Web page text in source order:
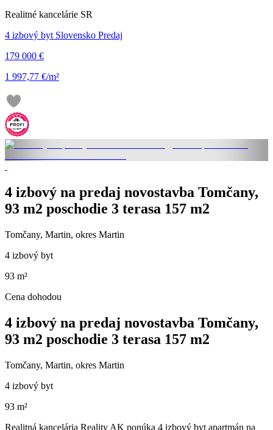
Realitné kancelárie SR
4 izbový byt Slovensko Predaj
179 000 €
1 997,77 €/m²
4 izbový na predaj novostavba Tomčany,
93 m2 poschodie 3 terasa 157 m2
Tomčany, Martin, okres Martin
4 izbový byt
93 m²
Cena dohodou
4 izbový na predaj novostavba Tomčany,
93 m2 poschodie 3 terasa 157 m2
Tomčany, Martin, okres Martin
4 izbový byt
93 m²
Realitná kancelária Reality AK ponúka 4 izbový byt apartmán na